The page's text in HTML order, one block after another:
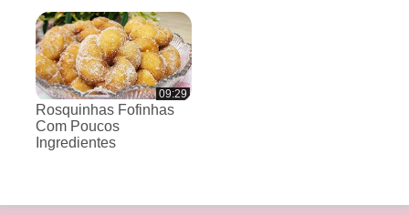
09:29
Rosquinhas Fofinhas
Com Poucos
Ingredientes